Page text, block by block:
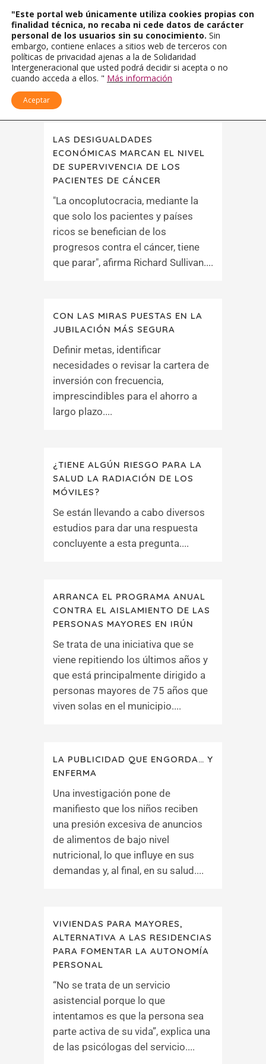
LAS DESIGUALDADES
ECONÓMICAS MARCAN EL NIVEL
DE SUPERVIVENCIA DE LOS
PACIENTES DE CÁNCER
"La oncoplutocracia, mediante la
que solo los pacientes y países
ricos se benefician de los
progresos contra el cáncer, tiene
que parar", afirma Richard Sullivan....
CON LAS MIRAS PUESTAS EN LA
JUBILACIÓN MÁS SEGURA
Definir metas, identificar
necesidades o revisar la cartera de
inversión con frecuencia,
imprescindibles para el ahorro a
largo plazo....
¿TIENE ALGÚN RIESGO PARA LA
SALUD LA RADIACIÓN DE LOS
MÓVILES?
Se están llevando a cabo diversos
estudios para dar una respuesta
concluyente a esta pregunta....
ARRANCA EL PROGRAMA ANUAL
CONTRA EL AISLAMIENTO DE LAS
PERSONAS MAYORES EN IRÚN
Se trata de una iniciativa que se
viene repitiendo los últimos años y
que está principalmente dirigido a
personas mayores de 75 años que
viven solas en el municipio....
LA PUBLICIDAD QUE ENGORDA… Y
ENFERMA
Una investigación pone de
manifiesto que los niños reciben
una presión excesiva de anuncios
de alimentos de bajo nivel
nutricional, lo que influye en sus
demandas y, al final, en su salud....
VIVIENDAS PARA MAYORES,
ALTERNATIVA A LAS RESIDENCIAS
PARA FOMENTAR LA AUTONOMÍA
PERSONAL
“No se trata de un servicio
asistencial porque lo que
intentamos es que la persona sea
parte activa de su vida”, explica una
de las psicólogas del servicio....
"Este portal web únicamente utiliza cookies propias con
finalidad técnica, no recaba ni cede datos de carácter
personal de los usuarios sin su conocimiento. Sin
embargo, contiene enlaces a sitios web de terceros con
políticas de privacidad ajenas a la de Solidaridad
Intergeneracional que usted podrá decidir si acepta o no
cuando acceda a ellos. " Más información
Aceptar